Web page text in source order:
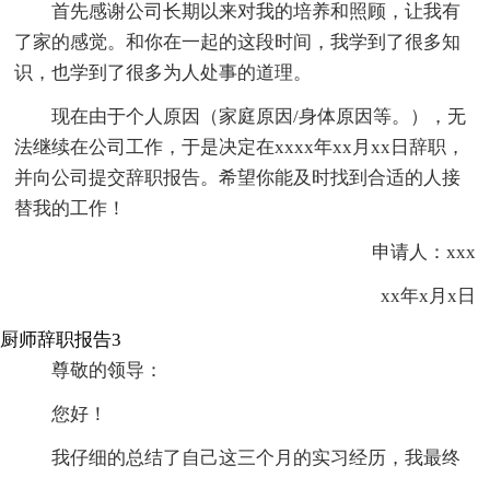
首先感谢公司长期以来对我的培养和照顾，让我有
了家的感觉。和你在一起的这段时间，我学到了很多知
识，也学到了很多为人处事的道理。
现在由于个人原因（家庭原因/身体原因等。），无
法继续在公司工作，于是决定在xxxx年xx月xx日辞职，
并向公司提交辞职报告。希望你能及时找到合适的人接
替我的工作！
申请人：xxx
xx年x月x日
厨师辞职报告3
尊敬的领导：
您好！
我仔细的总结了自己这三个月的实习经历，我最终